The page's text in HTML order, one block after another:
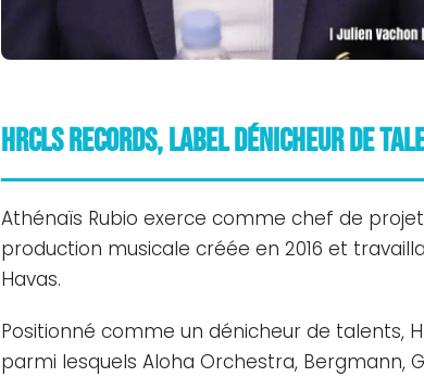
HRCLS Records, label dénicheur de
Athénaïs Rubio exerce comme chef de
production musicale créée en 2016 et
Havas.
Positionné comme un dénicheur de talents,
parmi lesquels Aloha Orchestra, Bergmann,